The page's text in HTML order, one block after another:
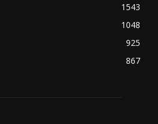
1543
1048
925
867